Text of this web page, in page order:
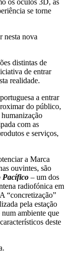
os óculos 3D, as
se torne
nesta nova
distintas de
de entrar
realidade.
a entrar
do público,
com as
e serviços,
a Marca
ouvintes, são
Pacífico – um dos
radiofónica em
“concretização”
pela estação
ambiente que
deste